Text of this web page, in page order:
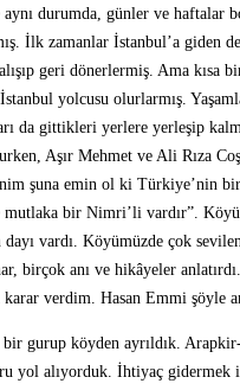
durumda, günler ve haftalar
İlk zamanlar İstanbul’a giden
geri dönerlermiş. Ama kısa
yolcusu olurlarmış.
da gittikleri yerlere yerleşip
Aşır Mehmet ve Ali Rıza
şuna emin ol ki Türkiye’nin
mutlaka bir Nimri’li vardır”.
dayı vardı. Köyümüzde çok
birçok anı ve hikâyeler
karar verdim. Hasan Emmi şöyle
gurup köyden ayrıldık.
yol alıyorduk. İhtiyaç gidermek